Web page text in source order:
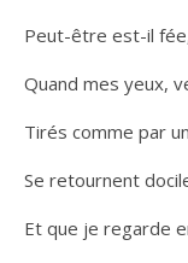
Peut-être est-il
Quand mes yeux,
Tirés comme par
Se retournent
Et que je regarde